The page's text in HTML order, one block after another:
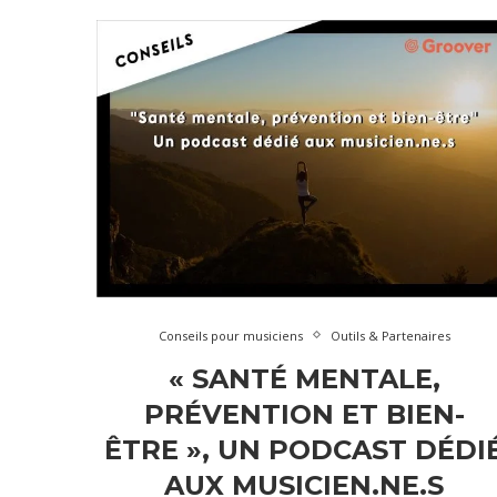
Conseils pour musiciens Outils & Partenaires
« SANTÉ MENTALE,
PRÉVENTION ET BIEN-
ÊTRE », UN PODCAST
AUX MUSICIEN.NE.S